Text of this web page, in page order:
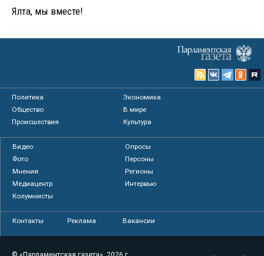
Ялта, мы вместе!
Политика
Экономика
Общество
В мире
Происшествия
Культура
Видео
Опросы
Фото
Персоны
Мнения
Регионы
Медиацентр
Интервью
Колумнисты
Контакты Реклама Вакансии